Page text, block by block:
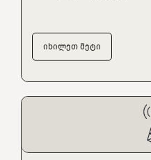
იხილეთ მეტი